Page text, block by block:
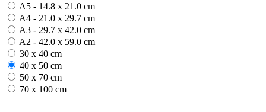
A5 - 14.8 x 21.0 cm
A4 - 21.0 x 29.7 cm
A3 - 29.7 x 42.0 cm
A2 - 42.0 x 59.0 cm
30 x 40 cm
40 x 50 cm
50 x 70 cm
70 x 100 cm